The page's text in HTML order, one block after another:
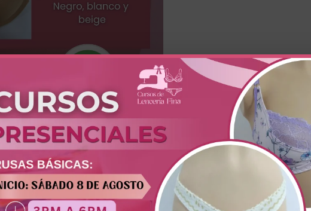
Up, disponibles en tallas 32 al 40.